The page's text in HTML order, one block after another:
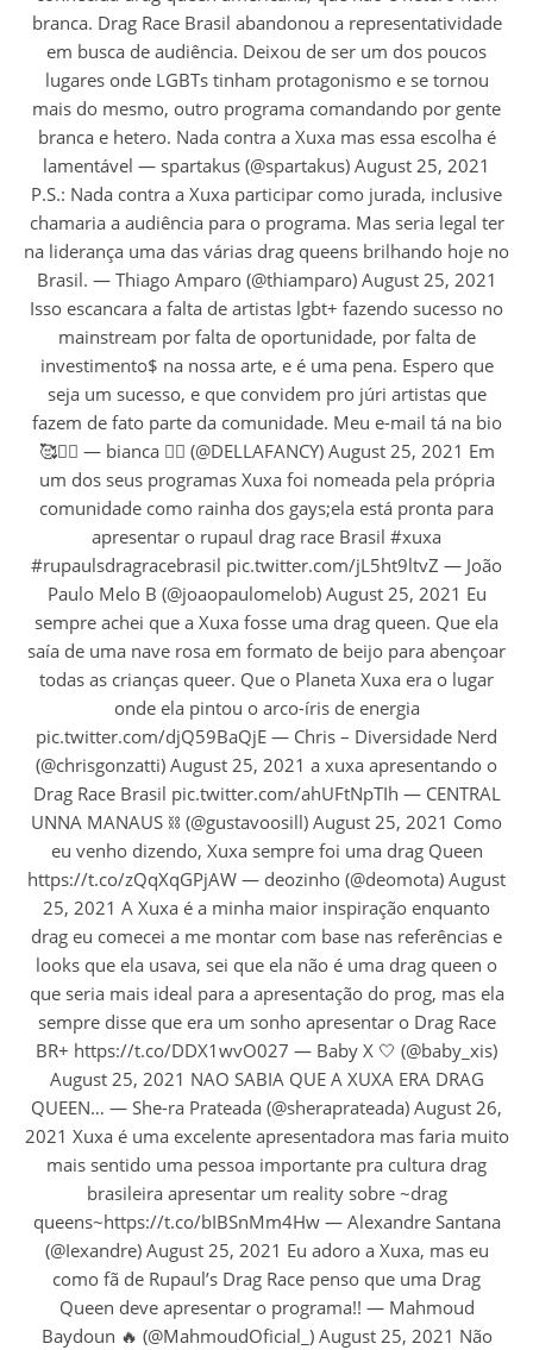
branca. Drag Race Brasil abandonou a representatividade
em busca de audiência. Deixou de ser um dos poucos
lugares onde LGBTs tinham protagonismo e se tornou
mais do mesmo, outro programa comandando por gente
branca e hetero. Nada contra a Xuxa mas essa escolha é
lamentável — spartakus (@spartakus) August 25, 2021
P.S.: Nada contra a Xuxa participar como jurada, inclusive
chamaria a audiência para o programa. Mas seria legal ter
na liderança uma das várias drag queens brilhando hoje no
Brasil. — Thiago Amparo (@thiamparo) August 25, 2021
Isso escancara a falta de artistas lgbt+ fazendo sucesso no
mainstream por falta de oportunidade, por falta de
investimento$ na nossa arte, e é uma pena. Espero que
seja um sucesso, e que convidem pro júri artistas que
fazem de fato parte da comunidade. Meu e-mail tá na bio
🥰✌🏽 — bianca 🏳️‍🌈 (@DELLAFANCY) August 25, 2021 Em
um dos seus programas Xuxa foi nomeada pela própria
comunidade como rainha dos gays;ela está pronta para
apresentar o rupaul drag race Brasil #xuxa
#rupaulsdragracebrasil pic.twitter.com/jL5ht9ltvZ — João
Paulo Melo B (@joaopaulomelob) August 25, 2021 Eu
sempre achei que a Xuxa fosse uma drag queen. Que ela
saía de uma nave rosa em formato de beijo para abençoar
todas as crianças queer. Que o Planeta Xuxa era o lugar
onde ela pintou o arco-íris de energia
pic.twitter.com/djQ59BaQjE — Chris – Diversidade Nerd
(@chrisgonzatti) August 25, 2021 a xuxa apresentando o
Drag Race Brasil pic.twitter.com/ahUFtNpTIh — CENTRAL
UNNA MANAUS ⛓ (@gustavoosill) August 25, 2021 Como
eu venho dizendo, Xuxa sempre foi uma drag Queen
https://t.co/zQqXqGPjAW — deozinho (@deomota) August
25, 2021 A Xuxa é a minha maior inspiração enquanto
drag eu comecei a me montar com base nas referências e
looks que ela usava, sei que ela não é uma drag queen o
que seria mais ideal para a apresentação do prog, mas ela
sempre disse que era um sonho apresentar o Drag Race
BR+ https://t.co/DDX1wvO027 — Baby X 🤍 (@baby_xis)
August 25, 2021 NAO SABIA QUE A XUXA ERA DRAG
QUEEN… — She-ra Prateada (@sheraprateada) August 26,
2021 Xuxa é uma excelente apresentadora mas faria muito
mais sentido uma pessoa importante pra cultura drag
brasileira apresentar um reality sobre ~drag
queens~https://t.co/bIBSnMm4Hw — Alexandre Santana
(@Iexandre) August 25, 2021 Eu adoro a Xuxa, mas eu
como fã de Rupaul’s Drag Race penso que uma Drag
Queen deve apresentar o programa!! — Mahmoud
Baydoun 🔥 (@MahmoudOficial_) August 25, 2021 Não